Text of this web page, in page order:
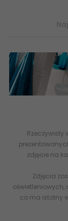
Rzeczywisty
zdjęcie na
Zdjęcia
co ma istotny